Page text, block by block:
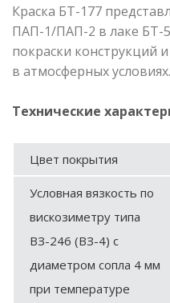
Краска БТ-177
ПАП-1/ПАП-2 в лаке БТ-
покраски конструкций
в атмосферных условиях.
Технические
Цвет покрытия
Условная вязкость по
вискозиметру типа
ВЗ-246 (ВЗ-4) с
диаметром сопла 4 мм
при температуре